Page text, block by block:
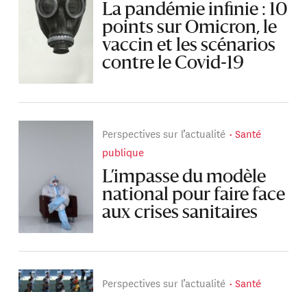
La pandémie infinie : 10
points sur Omicron, le
vaccin et les scénarios
contre le Covid-19
Perspectives sur l’actualité
Santé
publique
L’impasse du modèle
national pour faire face
aux crises sanitaires
Perspectives sur l’actualité
Santé